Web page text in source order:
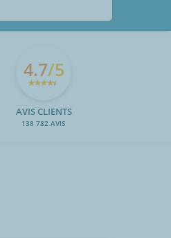
4.7/5
AVIS CLIENTS
138 782 AVIS